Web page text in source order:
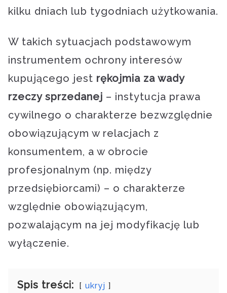
kilku dniach lub tygodniach użytkowania.
W takich sytuacjach podstawowym
instrumentem ochrony interesów
kupującego jest rękojmia za wady
rzeczy sprzedanej – instytucja prawa
cywilnego o charakterze bezwzględnie
obowiązującym w relacjach z
konsumentem, a w obrocie
profesjonalnym (np. między
przedsiębiorcami) – o charakterze
względnie obowiązującym,
pozwalającym na jej modyfikację lub
wyłączenie.
Spis treści: ukryj